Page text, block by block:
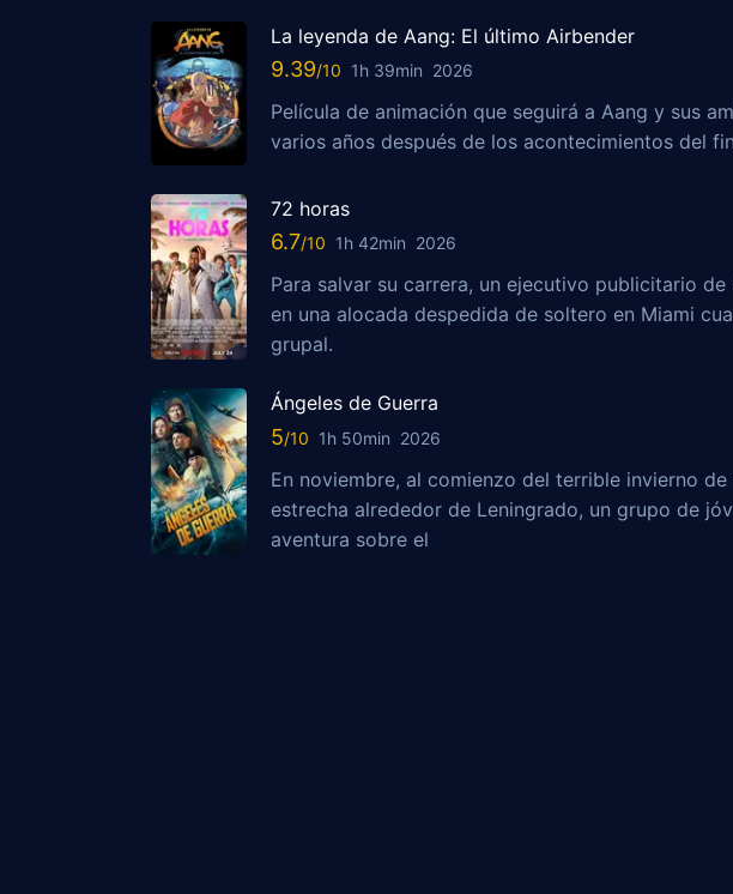
La leyenda de Aang: El último Airbender
9.39 1h 39min 2026
Película de animación que seguirá a Aang y sus
varios años después de los acontecimientos del
72 horas
6.7 1h 42min 2026
Para salvar su carrera, un ejecutivo publicitario
en una alocada despedida de soltero en Miami
grupal.
Ángeles de Guerra
5 1h 50min 2026
En noviembre, al comienzo del terrible invierno de
estrecha alrededor de Leningrado, un grupo de
aventura sobre el